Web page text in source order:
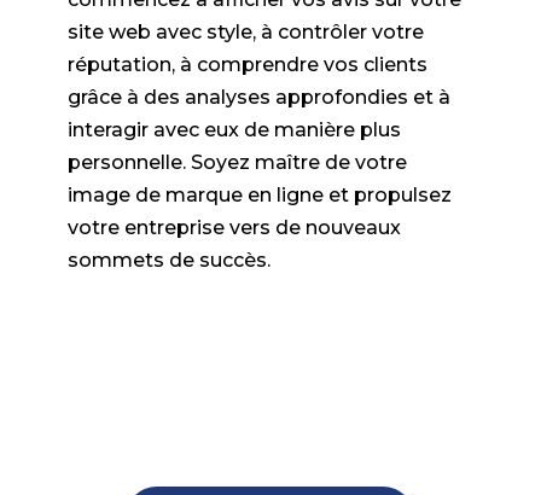
site web avec style, à contrôler votre
réputation, à comprendre vos clients
grâce à des analyses approfondies et à
interagir avec eux de manière plus
personnelle. Soyez maître de votre
image de marque en ligne et propulsez
votre entreprise vers de nouveaux
sommets de succès.